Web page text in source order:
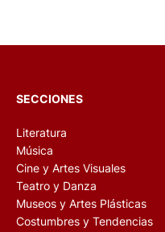
SECCIONES
Literatura
Música
Cine y Artes Visuales
Teatro y Danza
Museos y Artes Plásticas
Costumbres y Tendencias